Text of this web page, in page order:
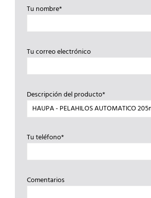
Tu nombre*
Tu correo electrónico
Descripción del producto*
Tu teléfono*
Comentarios